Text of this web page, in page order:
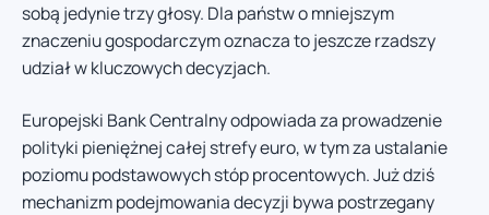
sobą jedynie trzy głosy. Dla państw o mniejszym
znaczeniu gospodarczym oznacza to jeszcze rzadszy
udział w kluczowych decyzjach.
Europejski Bank Centralny odpowiada za prowadzenie
polityki pieniężnej całej strefy euro, w tym za ustalanie
poziomu podstawowych stóp procentowych. Już dziś
mechanizm podejmowania decyzji bywa postrzegany